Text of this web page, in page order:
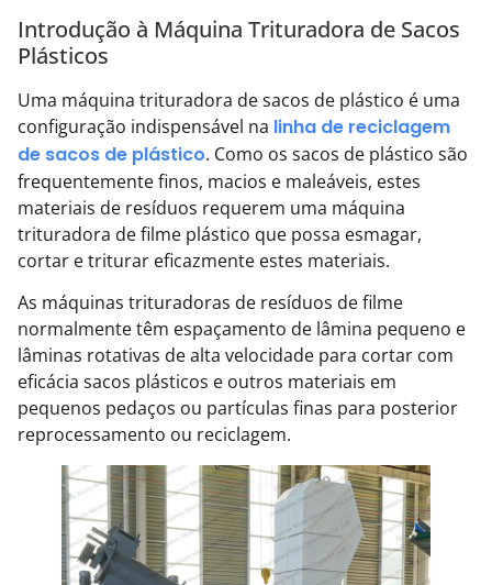
Introdução à Máquina Trituradora de Sacos
Plásticos
Uma máquina trituradora de sacos de plástico é uma
configuração indispensável na linha de reciclagem
de sacos de plástico. Como os sacos de plástico são
frequentemente finos, macios e maleáveis, estes
materiais de resíduos requerem uma máquina
trituradora de filme plástico que possa esmagar,
cortar e triturar eficazmente estes materiais.
As máquinas trituradoras de resíduos de filme
normalmente têm espaçamento de lâmina pequeno e
lâminas rotativas de alta velocidade para cortar com
eficácia sacos plásticos e outros materiais em
pequenos pedaços ou partículas finas para posterior
reprocessamento ou reciclagem.